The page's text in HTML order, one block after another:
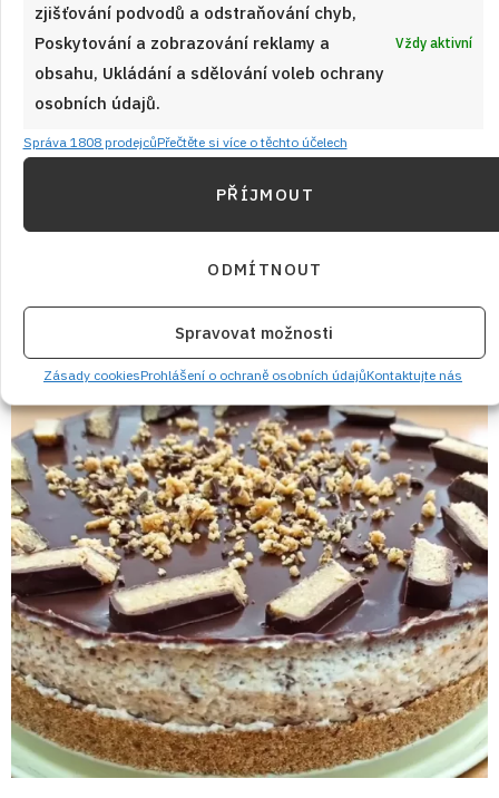
zjišťování podvodů a odstraňování chyb,
Poskytování a zobrazování reklamy a
obsahu, Ukládání a sdělování voleb ochrany
osobních údajů.
Vždy aktivní
Správa 1808 prodejcůPřečtěte si více o těchto účelech
PŘÍJMOUT
ODMÍTNOUT
Spravovat možnosti
Zásady cookiesProhlášení o ochraně osobních údajůKontaktujte nás
Fanta řezy s tvarohovou náplní: Lehounký
moučník z limonády, který překvapí
každého, kdo ho poprvé ochutná
oranžová vrstva z Fanty – tyhle řezy vypadají jako z výlohy
cukrárny, ale zvládnete je doma i ve všední den. Recept na
ČÍST RECEPT